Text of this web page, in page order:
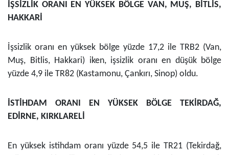
İŞSİZLİK ORANI EN YÜKSEK BÖLGE VAN, MUŞ, BİTLİS,
HAKKARİ
İşsizlik oranı en yüksek bölge yüzde 17,2 ile TRB2 (Van,
Muş, Bitlis, Hakkari) iken, işsizlik oranı en düşük bölge
yüzde 4,9 ile TR82 (Kastamonu, Çankırı, Sinop) oldu.
İSTİHDAM ORANI EN YÜKSEK BÖLGE TEKİRDAĞ,
EDİRNE, KIRKLARELİ
En yüksek istihdam oranı yüzde 54,5 ile TR21 (Tekirdağ,